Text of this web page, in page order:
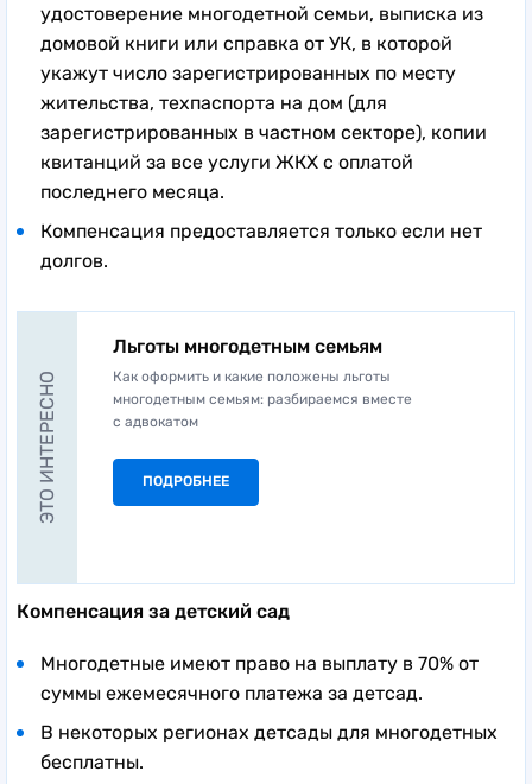
удостоверение многодетной семьи, выписка из
домовой книги или справка от УК, в которой
укажут число зарегистрированных по месту
жительства, техпаспорта на дом (для
зарегистрированных в частном секторе), копии
квитанций за все услуги ЖКХ с оплатой
последнего месяца.
Компенсация предоставляется только если нет
долгов.
ЭТО ИНТЕРЕСНО
Льготы многодетным семьям
Как оформить и какие положены льготы
многодетным семьям: разбираемся вместе
с адвокатом
ПОДРОБНЕЕ
Компенсация за детский сад
Многодетные имеют право на выплату в 70% от
суммы ежемесячного платежа за детсад.
В некоторых регионах детсады для многодетных
бесплатны.